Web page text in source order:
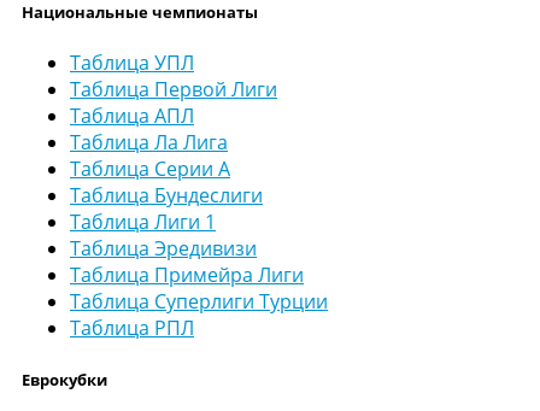
Национальные чемпионаты
Таблица УПЛ
Таблица Первой Лиги
Таблица АПЛ
Таблица Ла Лига
Таблица Серии А
Таблица Бундеслиги
Таблица Лиги 1
Таблица Эредивизи
Таблица Примейра Лиги
Таблица Суперлиги Турции
Таблица РПЛ
Еврокубки